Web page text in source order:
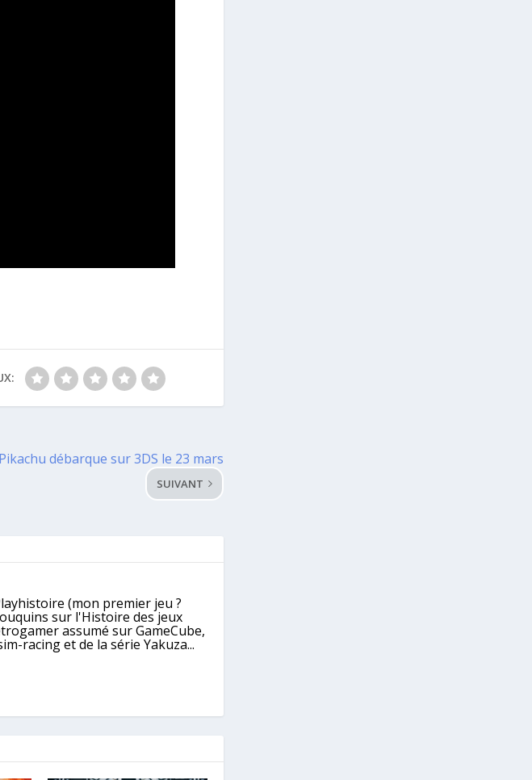
débarque sur 3DS le 23 mars
SUIVANT
(mon premier jeu ?
sur l'Histoire des jeux
assumé sur GameCube,
racing et de la série Yakuza...